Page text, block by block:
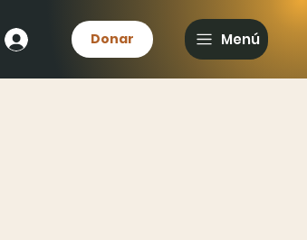
Menú
Donar